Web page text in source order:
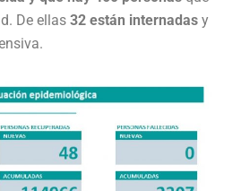
De ellas 32 están internadas y